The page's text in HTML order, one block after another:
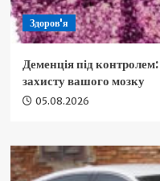
Здоров'я
Деменція під
захисту вашого мозку
05.08.2026